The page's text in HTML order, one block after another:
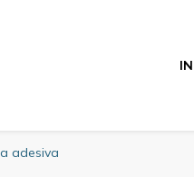
adesiva